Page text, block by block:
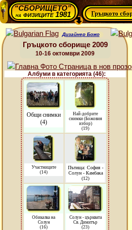
“СБОРИЩЕТО”
нафизиците 1981 Гръцкото
Дизайнер Божо
Гръцкото сборище 2009
10-16 октомври 2009
Албуми в категорията (46):
Общи снимки
(4)
Най-добрите
снимки (Божовия
избор)
(19)
Участниците
(14)
Пътища: София -
Солун - Камбака
(12)
Обикалка на
Солун
(16)
Солун - църквата
Св. Димитър
(23)